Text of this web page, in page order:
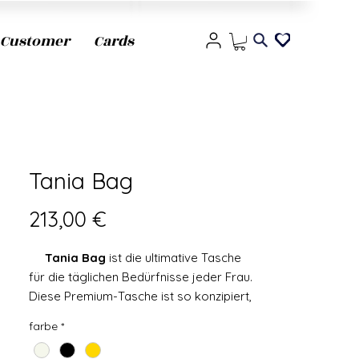
Customer Cards
Tania Bag
213,00 €
Tania Bag ist die ultimative Tasche
für die täglichen Bedürfnisse jeder Frau.
Diese Premium-Tasche ist so konzipiert,
Stauraum und dem einfachen,
praktischen Design jeden Tag zum
farbe *